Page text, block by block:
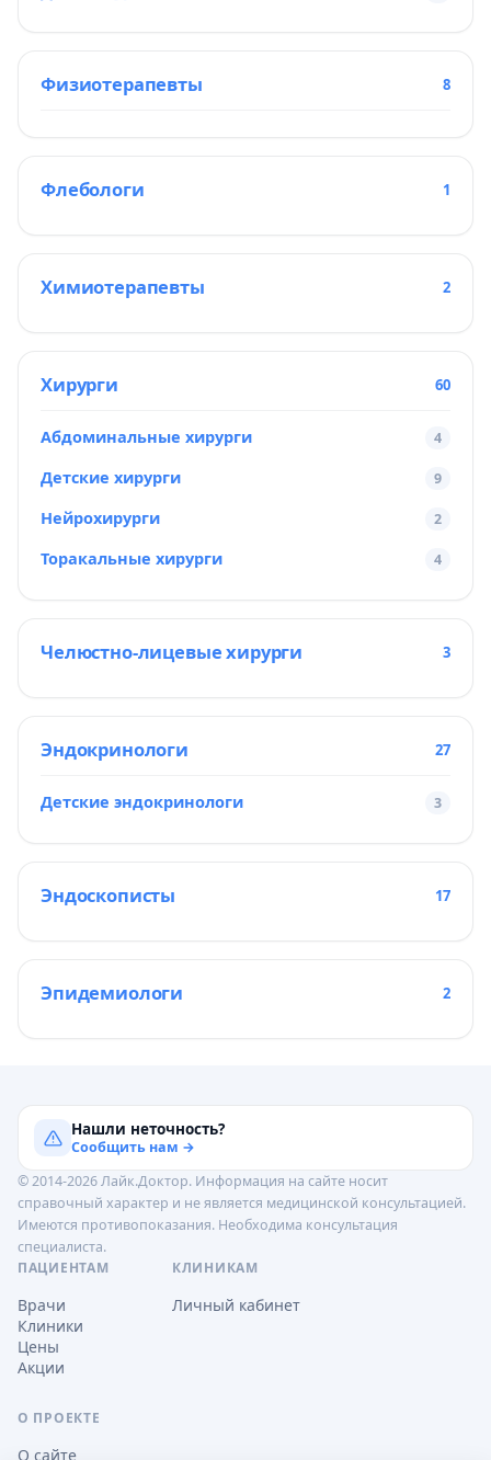
Физиотерапевты 8
Флебологи 1
Химиотерапевты 2
Хирурги 60
Абдоминальные хирурги 4
Детские хирурги 9
Нейрохирурги 2
Торакальные хирурги 4
Челюстно-лицевые хирурги 3
Эндокринологи 27
Детские эндокринологи 3
Эндоскописты 17
Эпидемиологи 2
Нашли неточность?
Сообщить нам →
© 2014-2026 Лайк.Доктор. Информация на сайте носит
справочный характер и не является медицинской консультацией.
Имеются противопоказания. Необходима консультация
специалиста.
ПАЦИЕНТАМ
Врачи
Клиники
Цены
Акции
КЛИНИКАМ
Личный кабинет
О ПРОЕКТЕ
О сайте